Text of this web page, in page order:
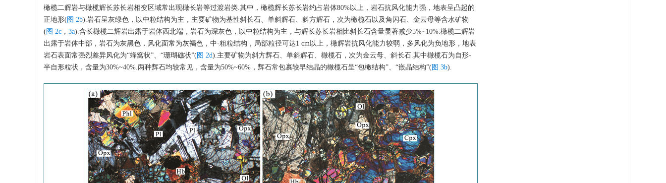
橄榄二辉岩与橄榄辉长苏长岩相变区域常出现橄长岩等过渡岩类.其中，橄榄辉长苏长岩约占岩体80%以上，岩石抗风化能力强，地表呈凸起的
正地形(图 2b).岩石呈灰绿色，以中粒结构为主，主要矿物为基性斜长石、单斜辉石、斜方辉石，次为橄榄石以及角闪石、金云母等含水矿物
(图 2c ， 3a).含长橄榄二辉岩出露于岩体西北端，岩石为深灰色，以中粒结构为主，与辉长苏长岩相比斜长石含量显著减少5%~10%.橄榄二辉岩
出露于岩体中部，岩石为灰黑色，风化面常为灰褐色，中-粗粒结构，局部粒径可达1 cm以上，橄辉岩抗风化能力较弱，多风化为负地形，地表
岩石表面常强烈差异风化为“蜂窝状”、“珊瑚礁状”(图 2d).主要矿物为斜方辉石、单斜辉石、橄榄石，次为金云母、斜长石.其中橄榄石为自形-
半自形粒状，含量为30%~40%.两种辉石均较常见，含量为50%~60%，辉石常包裹较早结晶的橄榄石呈“包橄结构”、“嵌晶结构”(图 3b).